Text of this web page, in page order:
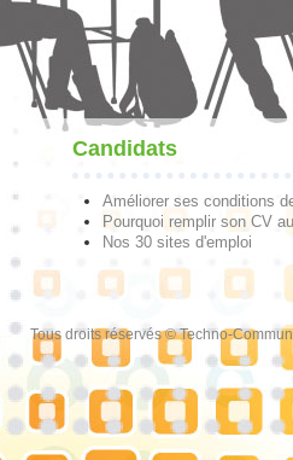
Candidats
Améliorer ses conditions
Pourquoi remplir son CV
Nos 30 sites d'emploi
Tous droits réservés © Techno-